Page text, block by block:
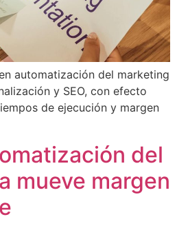
automatización del marketing
y SEO, con efecto
de ejecución y margen
del
mueve margen